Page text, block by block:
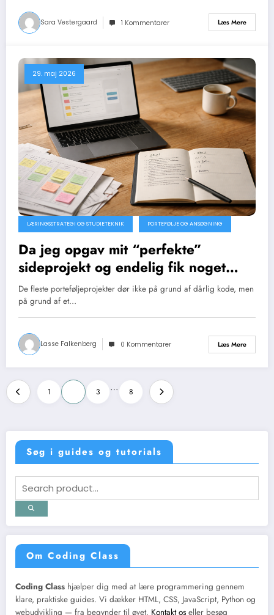
Sara Vestergaard 1 Kommentarer Læs Mere
29. maj 2026
LÆRINGSSTRATEGI OG STUDIETEKNIK PORTEFØLJE OG ANSØGNING
Da jeg opgav mit “perfekte”
sideprojekt og endelig fik noget
færdigt
De fleste porteføljeprojekter dør ikke på grund af dårlig kode, men
på grund af et…
Lasse Falkenberg 0 Kommentarer Læs Mere
Indlægsinddeling
1 3 … 8
Søg i guides og tutorials
Om Coding Class
Coding Class hjælper dig med at lære programmering gennem
klare, praktiske guides. Vi dækker HTML, CSS, JavaScript, Python og
webudvikling — fra begynder til øvet. Kontakt os eller besøg